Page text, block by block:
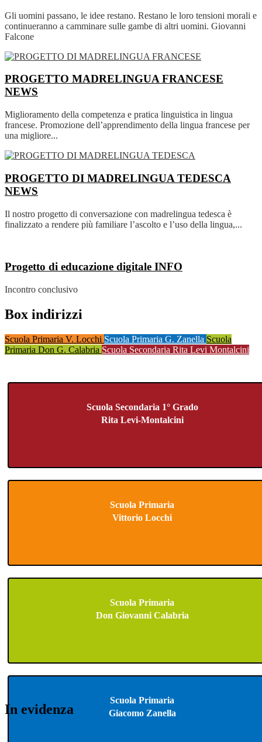
Gli uomini passano, le idee restano. Restano le loro tensioni morali e
continueranno a camminare sulle gambe di altri uomini. Giovanni
Falcone
PROGETTO MADRELINGUA FRANCESE
NEWS
Miglioramento della competenza e pratica linguistica in lingua
francese. Promozione dell’apprendimento della lingua francese per
una migliore...
PROGETTO DI MADRELINGUA TEDESCA
NEWS
Il nostro progetto di conversazione con madrelingua tedesca è
finalizzato a rendere più familiare l’ascolto e l’uso della lingua,...
Progetto di educazione digitale INFO
Incontro conclusivo
Box indirizzi
Scuola Primaria V. Locchi Scuola Primaria G. Zanella Scuola
Primaria Don G. Calabria Scuola Secondaria Rita Levi Montalcini
Scuola Secondaria 1° Grado
Rita Levi-Montalcini
Scuola Primaria
Vittorio Locchi
Scuola Primaria
Don Giovanni Calabria
Scuola Primaria
Giacomo Zanella
In evidenza